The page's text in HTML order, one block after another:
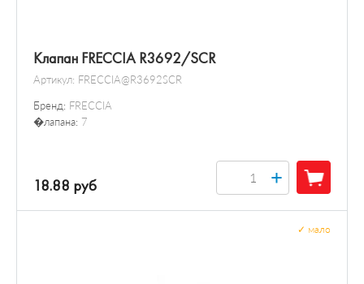
Клапан FRECCIA R3692/SCR
Артикул: FRECCIA@R3692SCR
Бренд: FRECCIA
�лапана: 7
18.88 руб +
мало